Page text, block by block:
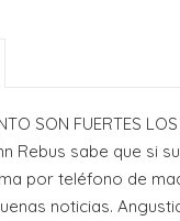
SON FUERTES
Rebus sabe que si
por teléfono de
noticias.